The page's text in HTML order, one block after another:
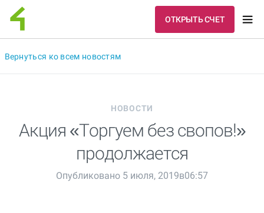
ОТКРЫТЬ СЧЕТ
Вернуться ко всем новостям
НОВОСТИ
Акция «Торгуем без свопов!»
продолжается
Опубликовано 5 июля, 2019в06:57